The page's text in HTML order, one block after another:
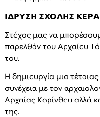
𝝞𝝙𝝦𝝪𝝨𝝜 𝝨𝝬𝝤𝝠𝝜𝝨
Στόχος μας να
παρελθόν του Αρχαίου
του.
Η δημιουργία μια
συνέχεια με τον
Αρχαίας Κορίνθου αλλά
της.